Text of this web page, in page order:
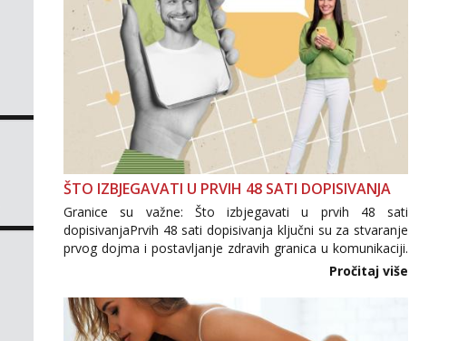
ŠTO IZBJEGAVATI U PRVIH 48 SATI DOPISIVANJA
Granice su važne: Što izbjegavati u prvih 48 sati
dopisivanjaPrvih 48 sati dopisivanja ključni su za stvaranje
prvog dojma i postavljanje zdravih granica u komunikaciji.
Važno je izbjeći prebrzo otkrivanje osobnih ili intimnih
informacija, jer nepoznata osoba još nije zaslužila to
povjerenje. Takođe...
Pročitaj više